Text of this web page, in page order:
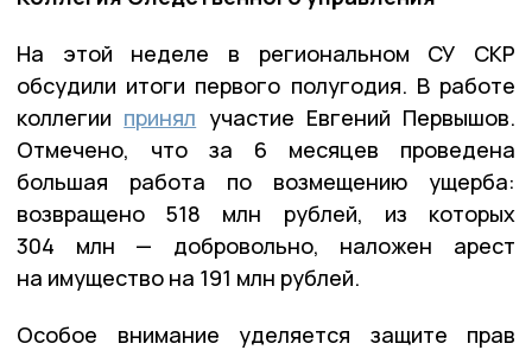
На этой неделе в региональном СУ СКР
обсудили итоги первого полугодия. В работе
коллегии принял участие Евгений Первышов.
Отмечено, что за 6 месяцев проведена
большая работа по возмещению ущерба:
возвращено 518 млн рублей, из которых
304 млн — добровольно, наложен арест
на имущество на 191 млн рублей.
Особое внимание уделяется защите прав